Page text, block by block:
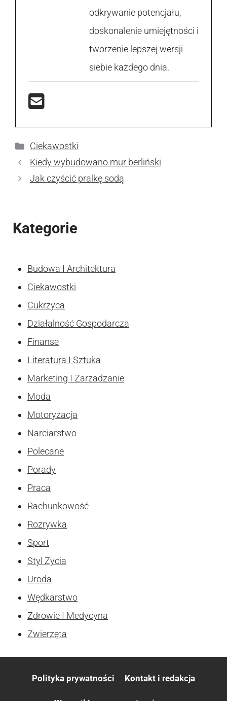
odkrywanie potencjału,
doskonalenie umiejętności i
tworzenie lepszej wersji
siebie każdego dnia.
Kategorie
Ciekawostki
Kiedy wybudowano mur berliński
Jak czyścić pralkę sodą
Kategorie
Budowa I Architektura
Ciekawostki
Cukrzyca
Działalność Gospodarcza
Finanse
Literatura I Sztuka
Marketing I Zarzadzanie
Moda
Motoryzacja
Narciarstwo
Polecane
Porady
Praca
Rachunkowość
Rozrywka
Sport
Styl Zycia
Uroda
Wędkarstwo
Zdrowie I Medycyna
Zwierzęta
Polityka prywatności Kontakt i redakcja